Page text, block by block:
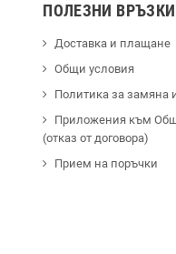
ПОЛЕЗНИ ВРЪЗКИ
Доставка и плащане
Общи условия
Политика за замяна
Приложения към
(отказ от договора)
Прием на поръчки